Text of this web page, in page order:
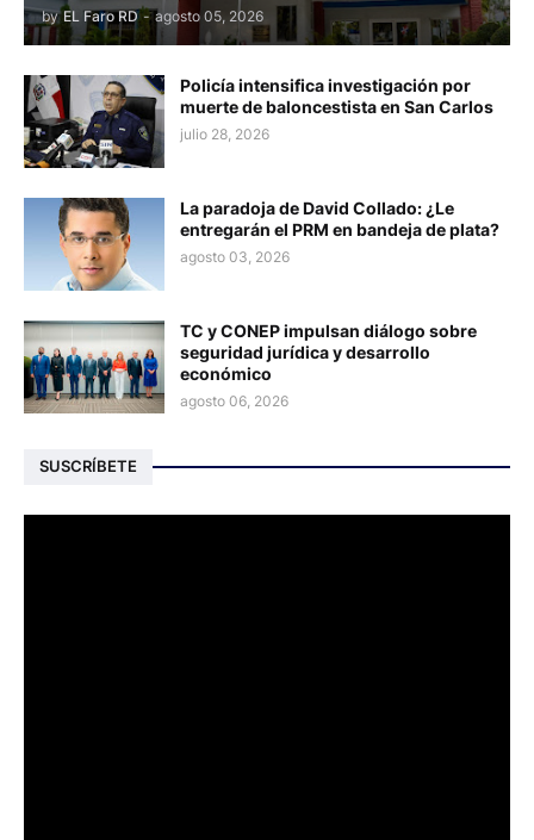
by EL Faro RD - agosto 05, 2026
Policía intensifica investigación por
muerte de baloncestista en San Carlos
julio 28, 2026
La paradoja de David Collado: ¿Le
entregarán el PRM en bandeja de plata?
agosto 03, 2026
TC y CONEP impulsan diálogo sobre
seguridad jurídica y desarrollo
económico
agosto 06, 2026
SUSCRÍBETE